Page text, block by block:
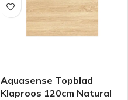
Aquasense Topblad
Klaproos 120cm Natural